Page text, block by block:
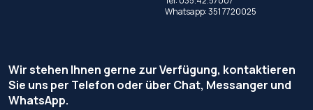
Whatsapp:351 7720025
Wir stehen Ihnen gerne zur Verfügung, kontaktieren
Sie uns per Telefon oder über Chat, Messanger und
WhatsApp.